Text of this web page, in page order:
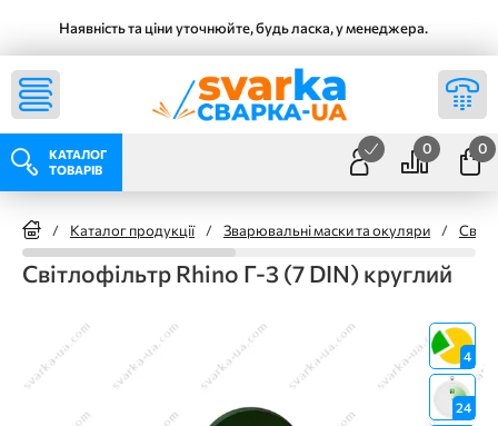
Наявність та ціни уточнюйте, будь ласка, у менеджера.
КАТАЛОГ
ТОВАРІВ
0 0
/ Каталог продукції / Зварювальні маски та окуляри /
Світлофільтр Rhino Г-3 (7 DIN) круглий
4
24